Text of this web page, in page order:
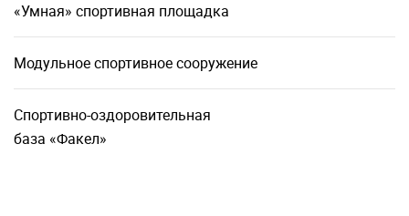
«Умная» спортивная площадка
Модульное спортивное сооружение
Спортивно-оздоровительная
база «Факел»